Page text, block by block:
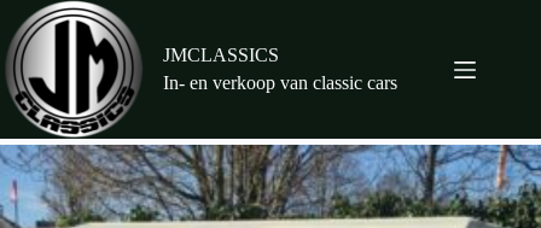
naar
de
inhoud
JMCLASSICS
In- en verkoop van classic cars